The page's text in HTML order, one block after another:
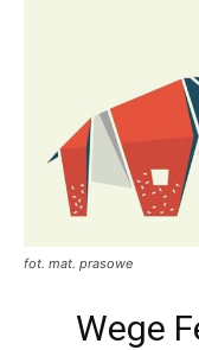
fot. mat. prasowe
Wege